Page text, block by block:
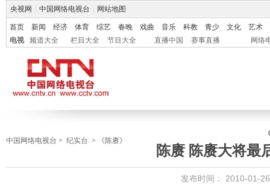
央视网 中国网络电视台 网站地图
首页 新闻 经济 体育 综艺 春晚 戏曲 音乐 科教 青少 文化
艺术
电视
频道大全 栏目大全 节目大全 直播中国 赛事直播 网络
中国网络电视台 > 纪实台 > 《陈赓》
陈赓 陈赓大将最
发布时间： 2010-01-